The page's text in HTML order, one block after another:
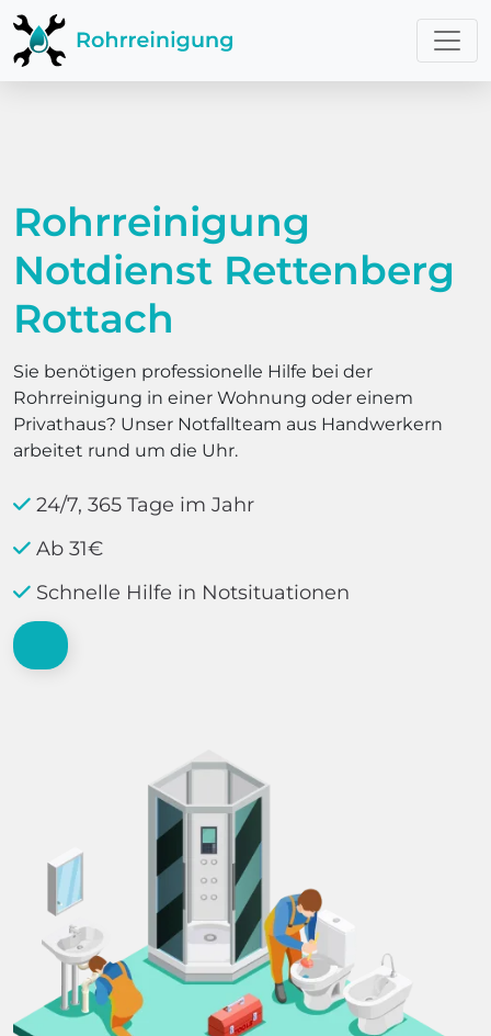
Rohrreinigung
Notdienst Rettenberg
Rottach
Sie benötigen professionelle Hilfe bei der
Rohrreinigung in einer Wohnung oder einem
Privathaus? Unser Notfallteam aus Handwerkern
arbeitet rund um die Uhr.
24/7, 365 Tage im Jahr
Ab 31€
Schnelle Hilfe in Notsituationen